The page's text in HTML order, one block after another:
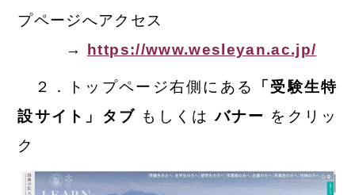
プページへアクセス
→ https://www.wesleyan.ac.jp/
２．トップページ右側にある
「受験生特
設サイト」タブ もしくはバナー をクリッ
ク